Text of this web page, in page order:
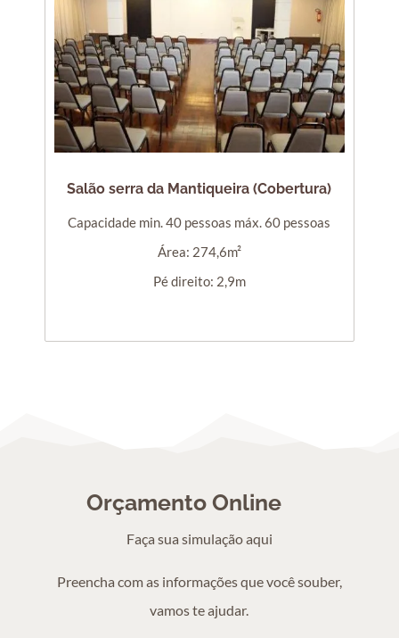
Salão serra da Mantiqueira (Cobertura)
Capacidade min. 40 pessoas máx. 60 pessoas
Área: 274,6m²
Pé direito: 2,9m
Orçamento Online
Faça sua simulação aqui
Preencha com as informações que você souber,
vamos te ajudar.